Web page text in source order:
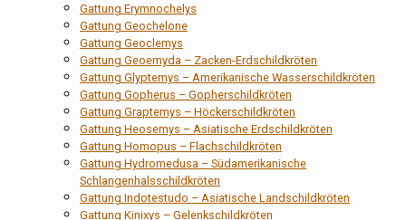
Gattung Erymnochelys
Gattung Geochelone
Gattung Geoclemys
Gattung Geoemyda – Zacken-Erdschildkröten
Gattung Glyptemys – Amerikanische Wasserschildkröten
Gattung Gopherus – Gopherschildkröten
Gattung Graptemys – Höckerschildkröten
Gattung Heosemys – Asiatische Erdschildkröten
Gattung Homopus – Flachschildkröten
Gattung Hydromedusa – Südamerikanische
Schlangenhalsschildkröten
Gattung Indotestudo – Asiatische Landschildkröten
Gattung Kinixys – Gelenkschildkröten